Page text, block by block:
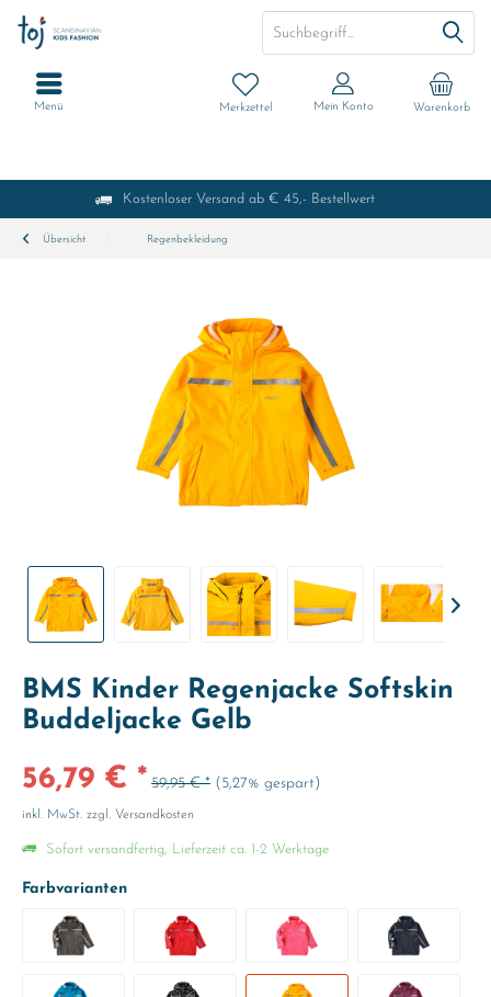
Kostenloser Versand ab € 45,- Bestellwert
Warenkorb
Merkzettel Mein Konto
Menü
Übersicht Regenbekleidung
BMS Kinder Regenjacke Softskin
Buddeljacke Gelb
56,79 € * 59,95 € * (5,27% gespart)
inkl. MwSt. zzgl. Versandkosten
Sofort versandfertig, Lieferzeit ca. 1-2 Werktage
Farbvarianten